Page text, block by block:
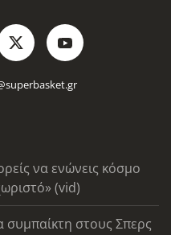
να ενώνεις κόσμο
(vid)
συμπαίκτη στους Σπερς